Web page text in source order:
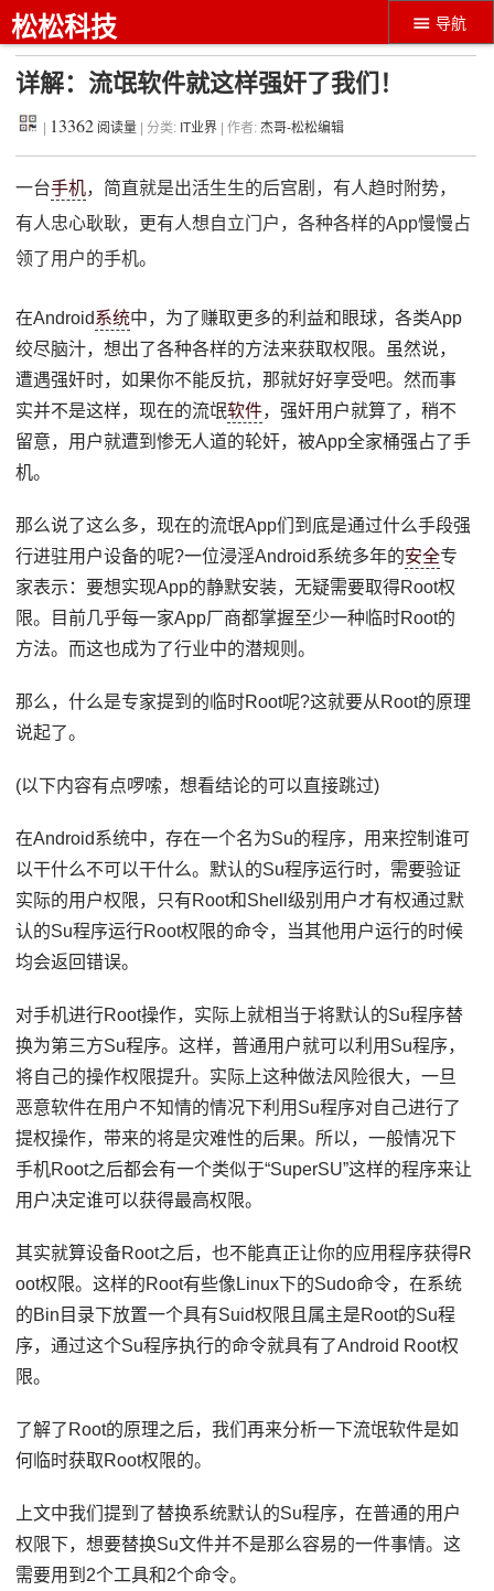
导航
松松科技
详解：流氓软件就这样强奸了我们！
13362 阅读量 | 分类: IT业界 | 作者:杰哥-松松编辑
一台手机，简直就是出活生生的后宫剧，有人趋时附势，
有人忠心耿耿，更有人想自立门户，各种各样的App慢慢占
领了用户的手机。
在Android系统中，为了赚取更多的利益和眼球，各类App
绞尽脑汁，想出了各种各样的方法来获取权限。虽然说，
遭遇强奸时，如果你不能反抗，那就好好享受吧。然而事
实并不是这样，现在的流氓软件，强奸用户就算了，稍不
留意，用户就遭到惨无人道的轮奸，被App全家桶强占了手
机。
那么说了这么多，现在的流氓App们到底是通过什么手段强
行进驻用户设备的呢?一位浸淫Android系统多年的安全专
家表示：要想实现App的静默安装，无疑需要取得Root权
限。目前几乎每一家App厂商都掌握至少一种临时Root的
方法。而这也成为了行业中的潜规则。
那么，什么是专家提到的临时Root呢?这就要从Root的原理
说起了。
(以下内容有点啰嗦，想看结论的可以直接跳过)
在Android系统中，存在一个名为Su的程序，用来控制谁可
以干什么不可以干什么。默认的Su程序运行时，需要验证
实际的用户权限，只有Root和Shell级别用户才有权通过默
认的Su程序运行Root权限的命令，当其他用户运行的时候
均会返回错误。
对手机进行Root操作，实际上就相当于将默认的Su程序替
换为第三方Su程序。这样，普通用户就可以利用Su程序，
将自己的操作权限提升。实际上这种做法风险很大，一旦
恶意软件在用户不知情的情况下利用Su程序对自己进行了
提权操作，带来的将是灾难性的后果。所以，一般情况下
手机Root之后都会有一个类似于“SuperSU”这样的程序来让
用户决定谁可以获得最高权限。
其实就算设备Root之后，也不能真正让你的应用程序获得R
oot权限。这样的Root有些像Linux下的Sudo命令，在系统
的Bin目录下放置一个具有Suid权限且属主是Root的Su程
序，通过这个Su程序执行的命令就具有了Android Root权
限。
了解了Root的原理之后，我们再来分析一下流氓软件是如
何临时获取Root权限的。
上文中我们提到了替换系统默认的Su程序，在普通的用户
权限下，想要替换Su文件并不是那么容易的一件事情。这
需要用到2个工具和2个命令。